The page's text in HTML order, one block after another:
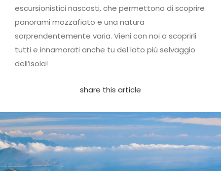
escursionistici nascosti, che permettono di scoprire
panorami mozzafiato e una natura
sorprendentemente varia. Vieni con noi a scoprirli
tutti e innamorati anche tu del lato più selvaggio
dell’isola!
share this article